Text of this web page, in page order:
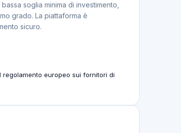
soglia minima di investimento,
grado. La piattaforma è
sicuro.
europeo sui fornitori di